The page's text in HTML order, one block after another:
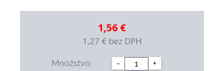
1,56 €
1,27 € bez DPH
Množstvo - +